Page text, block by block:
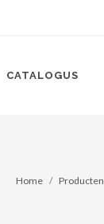
CATALOGUS
Home Producten